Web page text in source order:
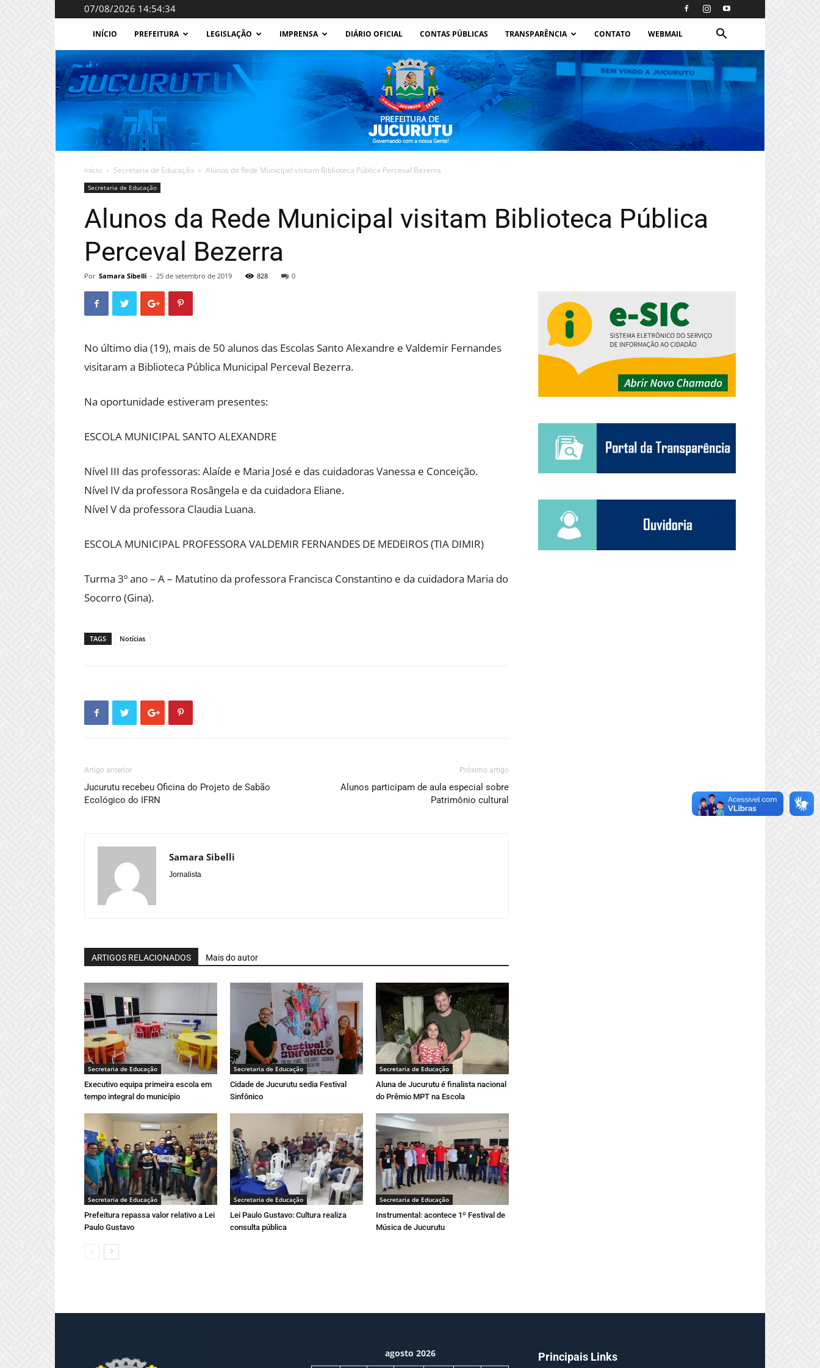
07/08/2026 14:54:34
INÍCIO PREFEITURA LEGISLAÇÃO IMPRENSA DIÁRIO OFICIAL CONTAS PÚBLICAS TRANSPARÊNCIA CONTATO WEBMAIL
Início Secretaria de Educação Alunos da Rede Municipal visitam Biblioteca Pública Perceval Bezerra
Secretaria de Educação
Alunos da Rede Municipal visitam Biblioteca Pública
Perceval Bezerra
Por Samara Sibelli - 25 de setembro de 2019 828 0
No último dia (19), mais de 50 alunos das Escolas Santo Alexandre e Valdemir Fernandes
visitaram a Biblioteca Pública Municipal Perceval Bezerra.
Na oportunidade estiveram presentes:
ESCOLA MUNICIPAL SANTO ALEXANDRE
Nível III das professoras: Alaíde e Maria José e das cuidadoras Vanessa e Conceição.
Nível IV da professora Rosângela e da cuidadora Eliane.
Nível V da professora Claudia Luana.
ESCOLA MUNICIPAL PROFESSORA VALDEMIR FERNANDES DE MEDEIROS (TIA DIMIR)
Turma 3º ano – A – Matutino da professora Francisca Constantino e da cuidadora Maria do
Socorro (Gina).
TAGS Notícias
Artigo anterior
Jucurutu recebeu Oficina do Projeto de Sabão
Ecológico do IFRN
Próximo artigo
Alunos participam de aula especial sobre
Patrimônio cultural
Samara Sibelli
Jornalista
ARTIGOS RELACIONADOS Mais do autor
Secretaria de Educação
Executivo equipa primeira escola em
tempo integral do município
Secretaria de Educação
Cidade de Jucurutu sedia Festival
Sinfônico
Secretaria de Educação
Aluna de Jucurutu é finalista nacional
do Prêmio MPT na Escola
Secretaria de Educação
Prefeitura repassa valor relativo a Lei
Paulo Gustavo
Secretaria de Educação
Lei Paulo Gustavo: Cultura realiza
consulta pública
Secretaria de Educação
Instrumental: acontece 1º Festival de
Música de Jucurutu
agosto 2026 Principais Links